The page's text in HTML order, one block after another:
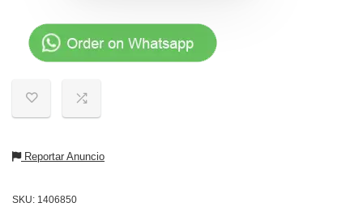
Reportar Anuncio
SKU: 1406850